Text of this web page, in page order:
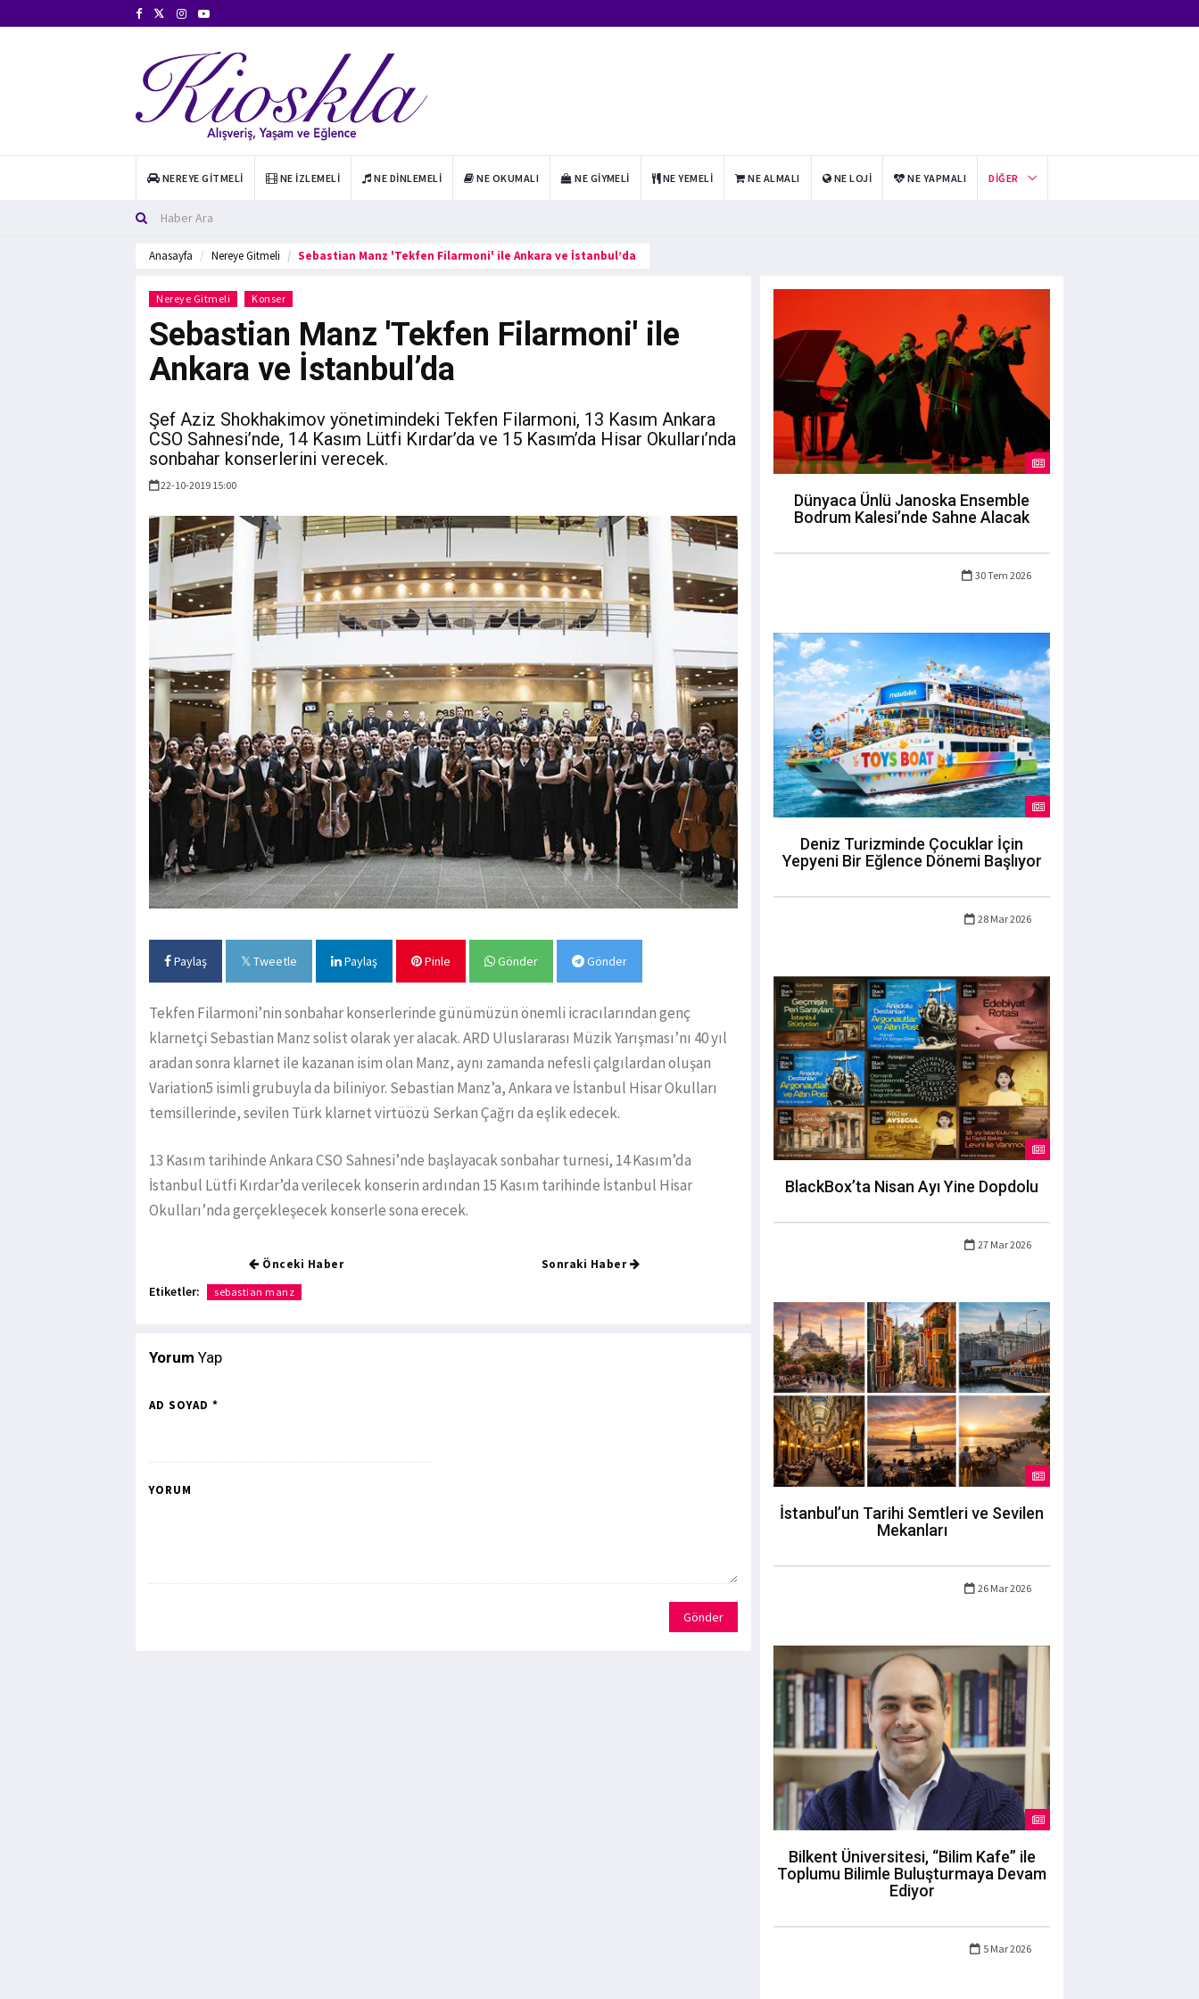
NEREYE GITMELI NE İZLEMELI NE DINLEMELI NE OKUMALI NE GIYMELI NE YEMELI NE ALMALI NE LOJI NE YAPMALI DIĞER
Anasayfa Nereye Gitmeli Sebastian Manz 'Tekfen Filarmoni' ile Ankara ve İstanbul’da
Nereye Gitmeli Konser
Sebastian Manz 'Tekfen Filarmoni' ile
Ankara ve İstanbul’da
Şef Aziz Shokhakimov yönetimindeki Tekfen Filarmoni, 13 Kasım Ankara
CSO Sahnesi’nde, 14 Kasım Lütfi Kırdar’da ve 15 Kasım’da Hisar Okulları’nda
sonbahar konserlerini verecek.
22-10-2019 15:00
Paylaş Tweetle Paylaş Pinle Gönder Gönder
Tekfen Filarmoni’nin sonbahar konserlerinde günümüzün önemli icracılarından genç
klarnetçi Sebastian Manz solist olarak yer alacak. ARD Uluslararası Müzik Yarışması’nı 40 yıl
aradan sonra klarnet ile kazanan isim olan Manz, aynı zamanda nefesli çalgılardan oluşan
Variation5 isimli grubuyla da biliniyor. Sebastian Manz’a, Ankara ve İstanbul Hisar Okulları
temsillerinde, sevilen Türk klarnet virtüözü Serkan Çağrı da eşlik edecek.
13 Kasım tarihinde Ankara CSO Sahnesi’nde başlayacak sonbahar turnesi, 14 Kasım’da
İstanbul Lütfi Kırdar’da verilecek konserin ardından 15 Kasım tarihinde İstanbul Hisar
Okulları’nda gerçekleşecek konserle sona erecek.
Önceki Haber Sonraki Haber
Etiketler: sebastian manz
Yorum Yap
AD SOYAD *
YORUM
Gönder
Dünyaca Ünlü Janoska Ensemble
Bodrum Kalesi’nde Sahne Alacak
30 Tem 2026
Deniz Turizminde Çocuklar İçin
Yepyeni Bir Eğlence Dönemi Başlıyor
28 Mar 2026
BlackBox’ta Nisan Ayı Yine Dopdolu
27 Mar 2026
İstanbul’un Tarihi Semtleri ve Sevilen
Mekanları
26 Mar 2026
Bilkent Üniversitesi, “Bilim Kafe” ile
Toplumu Bilimle Buluşturmaya Devam
Ediyor
5 Mar 2026